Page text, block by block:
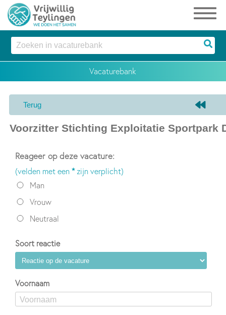
Reageer op deze vacature:
(velden met een*zijn verplicht)
Man
Vrouw
Neutraal
Soort reactie
Voornaam